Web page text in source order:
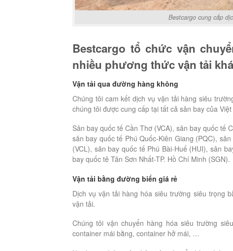
Bestcargo cung cấp
Bestcargo tổ chức vận
nhiều phương thức vận tải
Vận tải qua đường hàng không
Chúng tôi cam kết dịch vụ vận tải hàng siêu
chúng tôi được cung cấp tại tất cả sân bay của Việt
Sân bay quốc tế Cần Thơ (VCA), sân bay quốc tế
sân bay quốc tế Phú Quốc-Kiên Giang (PQC),
(VCL), sân bay quốc tế Phú Bài-Huế (HUI), sân
bay quốc tê Tân Sơn Nhất-TP. Hồ Chí Minh (SGN).
Vận tải bằng đường biển giá rẻ
Dịch vụ vận tải hàng hóa siêu trường siêu trọng
vận tải.
Chúng tôi vận chuyển hàng hóa siêu trường
container mái bằng, container hở mái, …